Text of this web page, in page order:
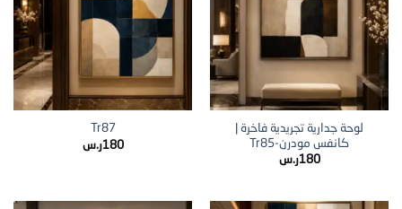
لوحة جدارية تجريدية فاخرة |
كانفس مودرن-Tr85
180ر.س
Tr87
180ر.س